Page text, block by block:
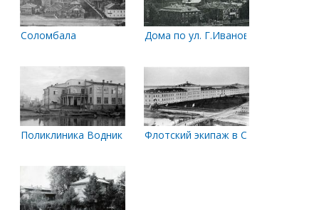
Соломбала Дома по ул. Г.Иванова
Поликлиника Водников в Соломбале. 1961 год
Флотский экипаж в Соломбале